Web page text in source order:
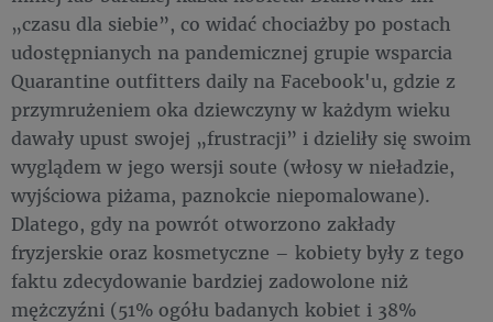
„czasu dla siebie”, co widać chociażby po postach
udostępnianych na pandemicznej grupie wsparcia
Quarantine outfitters daily na Facebook'u, gdzie z
przymrużeniem oka dziewczyny w każdym wieku
dawały upust swojej „frustracji” i dzieliły się swoim
wyglądem w jego wersji soute (włosy w nieładzie,
wyjściowa piżama, paznokcie niepomalowane).
Dlatego, gdy na powrót otworzono zakłady
fryzjerskie oraz kosmetyczne – kobiety były z tego
faktu zdecydowanie bardziej zadowolone niż
mężczyźni (51% ogółu badanych kobiet i 38%